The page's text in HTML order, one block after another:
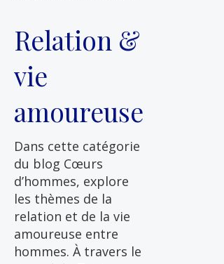
Relation &
vie
amoureuse
Dans cette catégorie
du blog Cœurs
d’hommes, explore
les thèmes de la
relation et de la vie
amoureuse entre
hommes. À travers le